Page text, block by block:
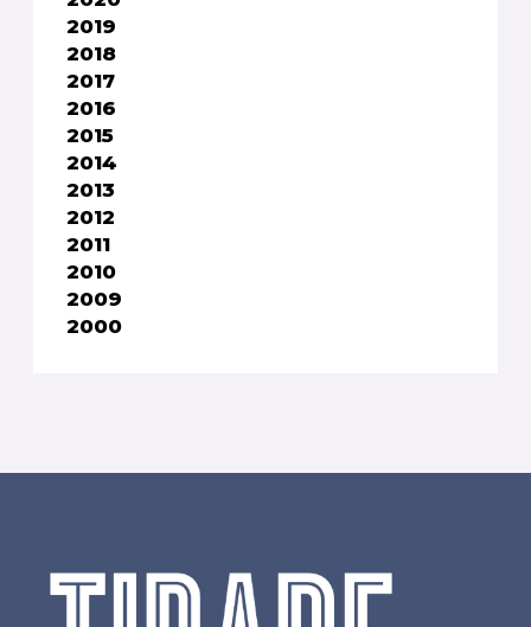
2019
2018
2017
2016
2015
2014
2013
2012
2011
2010
2009
2000